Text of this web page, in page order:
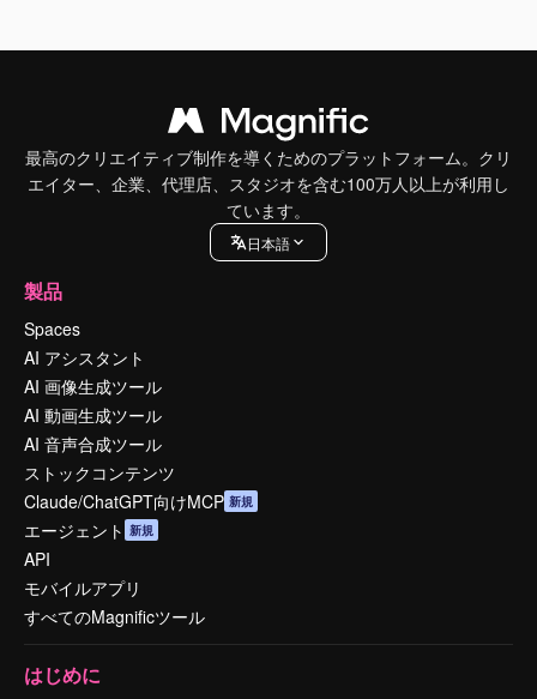
最高のクリエイティブ制作を導くためのプラットフォーム。クリ
エイター、企業、代理店、スタジオを含む100万人以上が利用し
ています。
日本語
製品
Spaces
AI アシスタント
AI 画像生成ツール
AI 動画生成ツール
AI 音声合成ツール
ストックコンテンツ
Claude/ChatGPT向けMCP 新規
エージェント 新規
API
モバイルアプリ
すべてのMagnificツール
はじめに